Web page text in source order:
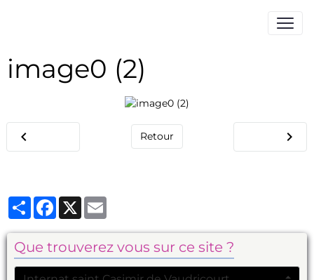
image0 (2)
Retour
PartagerFacebook
X
Que trouverez vous sur ce site ?